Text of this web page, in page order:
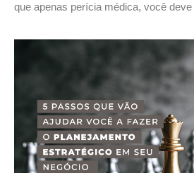
que apenas perícia médica, você